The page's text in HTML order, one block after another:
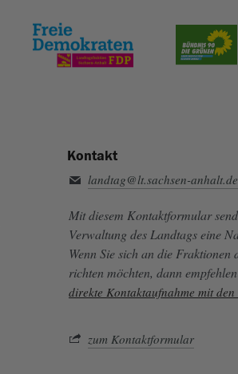
Kontakt
landtag@lt.sachsen-anhalt.de
Mit diesem Kontaktformular
Verwaltung des Landtags eine
Wenn Sie sich an die Fraktionen
richten möchten, dann
direkte Kontaktaufnahme mit
zum Kontaktformular